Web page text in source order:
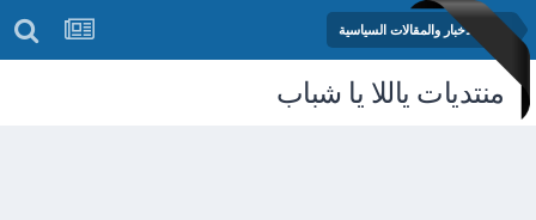
منتدى الأخبار والمقالات السياسية
منتديات ياللا يا شباب